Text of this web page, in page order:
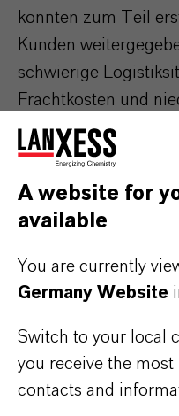
konnten zum Teil
Kunden
schwierige
Frachtkosten und
wirkte sich negativ
Zusätzlich belasteten
Wartungsstillstände,
Marge vor
Im Segment
Energiekosten durch
erfolgreich an den
steigerte so den
A website for
available
You are currently
Germany Website
Switch to your local
you receive the
contacts and